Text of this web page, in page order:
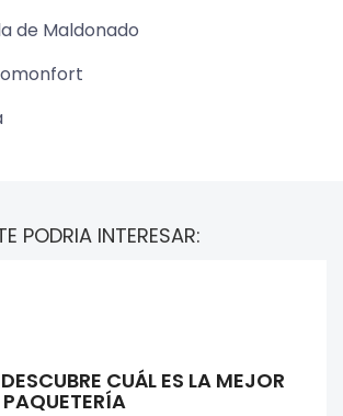
de Maldonado
PODRIA INTERESAR:
CUÁL ES LA MEJOR